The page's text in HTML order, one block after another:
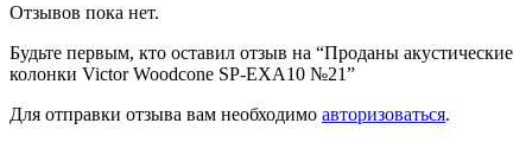
Отзывов пока нет.
Будьте первым, кто оставил отзыв на “Проданы акустические
колонки Victor Woodcone SP-EXA10 №21”
Для отправки отзыва вам необходимо авторизоваться.